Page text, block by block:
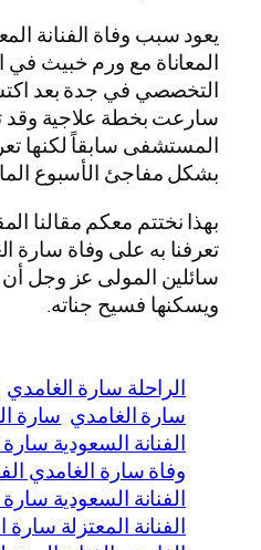
يعود سبب وفاة الفنانة
المعاناة مع ورم خبيث
التخصصي في جدة بعد
سارعت بخطة علاجية وقد
المستشفى سابقاً لكنها
بشكل مفاجئ الأسبوع
بهذا نختتم معكم مقالنا
تعرفنا به على وفاة سارة
سائلين المولى عز وجل
ويسكنها فسيح جناته.
الراحلة سارة الغامدي
سارة الغامدي سارة
الفنانة السعودية
وفاة سارة الغامدي
الفنانة السعودية
الفنانة المعتزلة سارة